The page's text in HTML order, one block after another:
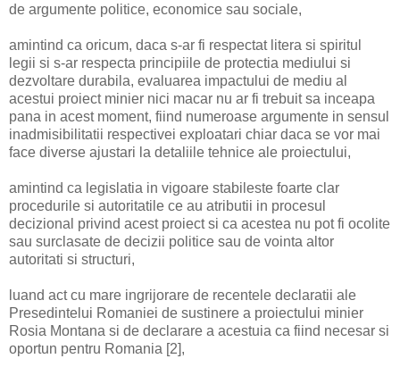
de argumente politice, economice sau sociale,
amintind ca oricum, daca s-ar fi respectat litera si spiritul
legii si s-ar respecta principiile de protectia mediului si
dezvoltare durabila, evaluarea impactului de mediu al
acestui proiect minier nici macar nu ar fi trebuit sa inceapa
pana in acest moment, fiind numeroase argumente in sensul
inadmisibilitatii respectivei exploatari chiar daca se vor mai
face diverse ajustari la detaliile tehnice ale proiectului,
amintind ca legislatia in vigoare stabileste foarte clar
procedurile si autoritatile ce au atributii in procesul
decizional privind acest proiect si ca acestea nu pot fi ocolite
sau surclasate de decizii politice sau de vointa altor
autoritati si structuri,
luand act cu mare ingrijorare de recentele declaratii ale
Presedintelui Romaniei de sustinere a proiectului minier
Rosia Montana si de declarare a acestuia ca fiind necesar si
oportun pentru Romania [2],